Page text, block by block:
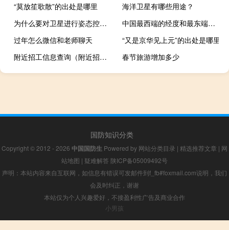
“莫放笙歌散”的出处是哪里
海洋卫星有哪些用途？
为什么要对卫星进行姿态控制？
中国最西端的经度和最东端的经度（中国最西端）
过年怎么微信和老师聊天
“又是京华见上元”的出处是哪里
附近招工信息查询（附近招工）
春节旅游增加多少
国防知识分类
Copyright © 2012 - 2026 中国国防生 Powered by 网站分类目录 | 精选推荐文章 | 网
站地图 | 疑难解答 陕ICP备05009492号
声明：本站内容来自互联网，如信息有错误可发邮件到f_fb#foxmail.com说明，我们
会及时纠正，谢谢
本站仅为个人兴趣爱好，不接盈利性广告及商业合作
小男孩